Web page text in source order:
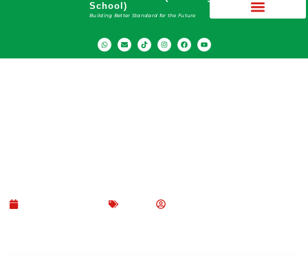
School)
Building Better Standard for the Future